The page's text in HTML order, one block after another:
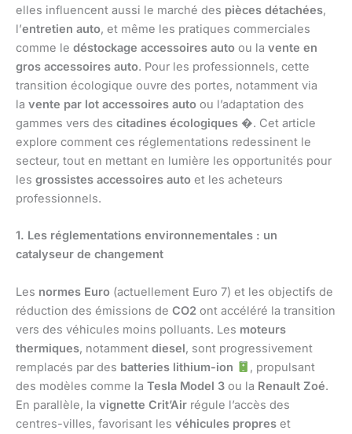
elles influencent aussi le marché des pièces détachées,
l’entretien auto, et même les pratiques commerciales
comme le déstockage accessoires auto ou la vente en
gros accessoires auto. Pour les professionnels, cette
transition écologique ouvre des portes, notamment via
la vente par lot accessoires auto ou l’adaptation des
gammes vers des citadines écologiques �. Cet article
explore comment ces réglementations redessinent le
secteur, tout en mettant en lumière les opportunités pour
les grossistes accessoires auto et les acheteurs
professionnels.
1. Les réglementations environnementales : un
catalyseur de changement
Les normes Euro (actuellement Euro 7) et les objectifs de
réduction des émissions de CO2 ont accéléré la transition
vers des véhicules moins polluants. Les moteurs
thermiques, notamment diesel, sont progressivement
remplacés par des batteries lithium-ion
, propulsant
des modèles comme la Tesla Model 3 ou la Renault Zoé.
En parallèle, la vignette Crit’Air régule l’accès des
centres-villes, favorisant les véhicules propres et